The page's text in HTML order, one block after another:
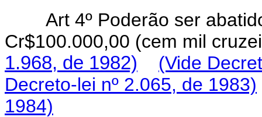
Art 4º Poderão ser
Cr$100.000,00 (cem mil
1.968, de 1982)
(Vide
Decreto-lei nº 2.065, de 1983)
1984)